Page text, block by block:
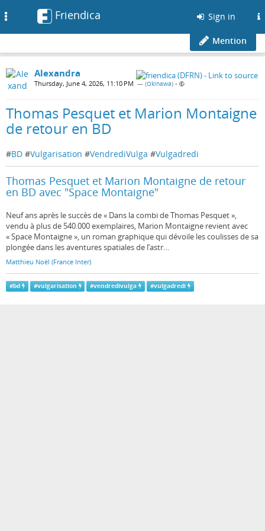
Friendica Sign in
Mention
Alexandra
Thursday, June 4, 2026, 11:10 PM — (Okinawa) •
Thomas Pesquet et Marion Montaigne
de retour en BD
#BD #Vulgarisation #VendrediVulga #Vulgadredi
Thomas Pesquet et Marion Montaigne de retour
en BD avec "Space Montaigne"
Neuf ans après le succès de « Dans la combi de Thomas Pesquet »,
vendu à plus de 540.000 exemplaires, Marion Montaigne revient avec
« Space Montaigne », un roman graphique qui dévoile les coulisses de sa
plongée dans les aventures spatiales de l’astr…
Matthieu Noël (France Inter)
#bd #vulgarisation #vendredivulga #vulgadredi